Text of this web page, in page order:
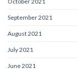
September 2021
August 2021
July 2021
June 2021